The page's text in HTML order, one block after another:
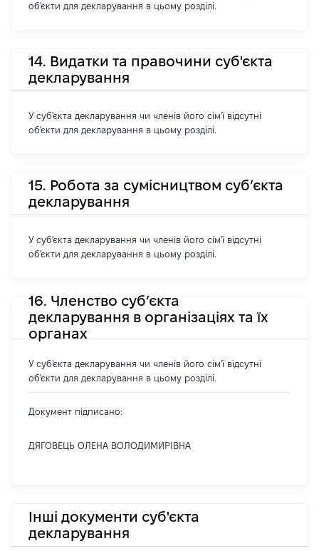
об'єкти для декларування в цьому розділі.
14. Видатки та правочини суб'єкта
декларування
У суб'єкта декларування чи членів його сім'ї відсутні
об'єкти для декларування в цьому розділі.
15. Робота за сумісництвом суб’єкта
декларування
У суб'єкта декларування чи членів його сім'ї відсутні
об'єкти для декларування в цьому розділі.
16. Членство суб’єкта
декларування в організаціях та їх
органах
У суб'єкта декларування чи членів його сім'ї відсутні
об'єкти для декларування в цьому розділі.
Документ підписано:
ДЯГОВЕЦЬ ОЛЕНА ВОЛОДИМИРІВНА
Інші документи суб'єкта
декларування